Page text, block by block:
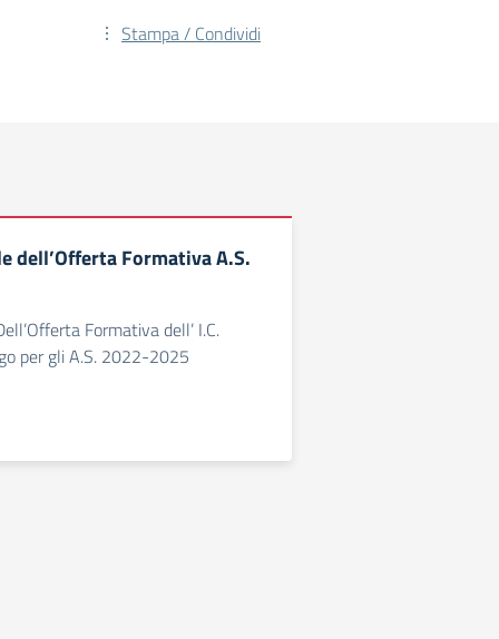
Stampa / Condividi
dell’Offerta Formativa A.S.
Formativa dell’ I.C.
per gli A.S. 2022-2025